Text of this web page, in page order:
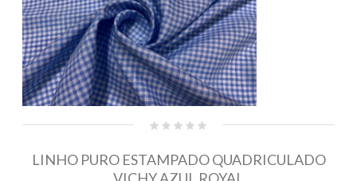
LINHO PURO ESTAMPADO QUADRICULADO
VICHY AZUL ROYAL